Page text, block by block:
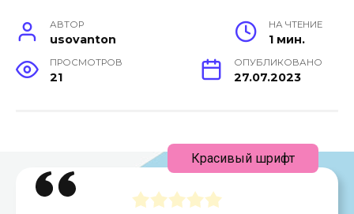
АВТОР
usovanton
НА ЧТЕНИЕ
1 мин.
ПРОСМОТРОВ
21
ОПУБЛИКОВАНО
27.07.2023
Красивый шрифт